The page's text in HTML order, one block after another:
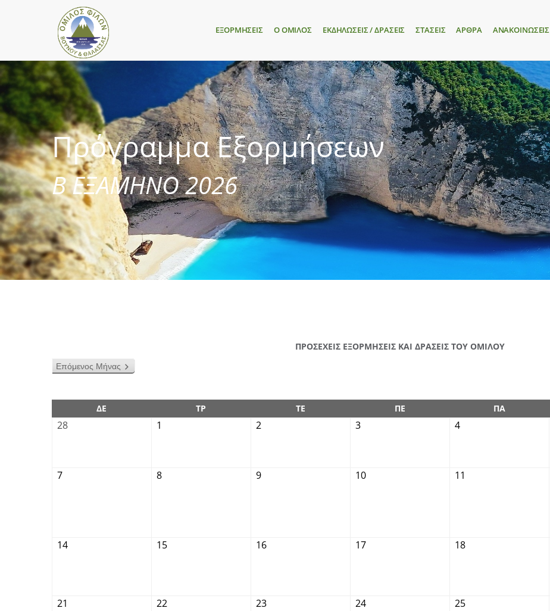
ΕΞΟΡΜΗΣΕΙΣ Ο ΟΜΙΛΟΣ ΕΚΔΗΛΩΣΕΙΣ / ΔΡΑΣΕΙΣ ΣΤΑΣΕΙΣ ΑΡΘΡΑ ΑΝΑΚΟΙΝΩΣΕΙΣ
Πρόγραμμα Εξορμήσεων
Β ΕΞΑΜΗΝΟ 2026
ΠΡΟΣΕΧΕΙΣ ΕΞΟΡΜΗΣΕΙΣ ΚΑΙ ΔΡΑΣΕΙΣ ΤΟΥ ΟΜΙΛΟΥ
Επόμενος Μήνας
ΔΕ ΤΡ ΤΕ ΠΕ ΠΑ
28 1 2 3 4
7 8 9 10 11
14 15 16 17 18
21 22 23 24 25